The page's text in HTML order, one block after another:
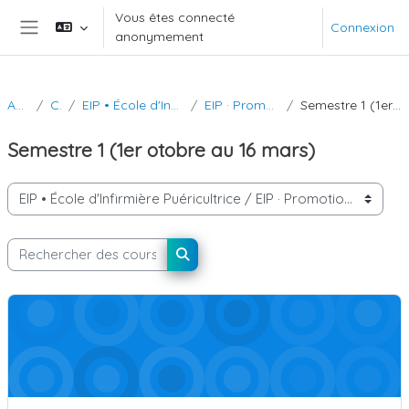
Passer au contenu principal
Panneau latéral
Vous êtes connecté
anonymement
Connexion
Accueil Cours EIP • École d'Infirmière Puéricultrice EIP · Promotion 2024-2025 Semestre 1 (1er otobre au 16 mars)
Semestre 1 (1er otobre au 16 mars)
Catégories de cours
Rechercher des cours
Rechercher des cours
U.E 1.1 Raisonnement clinique